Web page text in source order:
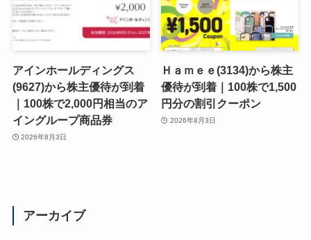
アインホールディングス
(9627)から株主優待が到着
｜100株で2,000円相当のア
イングループ商品券
2026年8月3日
Ｈａｍｅｅ(3134)から株主
優待が到着｜100株で1,500
円分の割引クーポン
2026年8月3日
アーカイブ